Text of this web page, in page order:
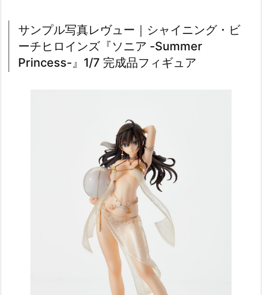
サンプル写真レヴュー｜シャイニング・ビ
ーチヒロインズ『ソニア -Summer
Princess-』1/7 完成品フィギュア